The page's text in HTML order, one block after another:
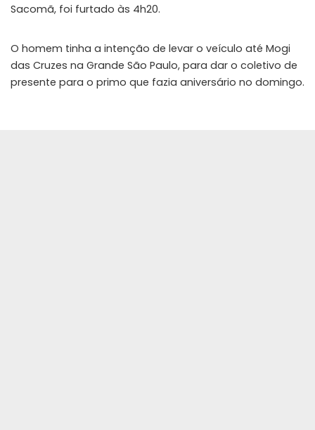
Sacomã, foi furtado às 4h20.
O homem tinha a intenção de levar o veículo até Mogi
das Cruzes na Grande São Paulo, para dar o coletivo de
presente para o primo que fazia aniversário no domingo.